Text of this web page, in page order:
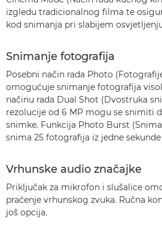
izgledu tradicionalnog filma te
kod snimanja pri slabijem
Snimanje fotografija
Posebni način rada Photo
omogućuje snimanje fotografija
načinu rada Dual Shot (Dvostruka
rezolucije od 6 MP mogu se snimiti
snimke. Funkcija Photo Burst
snima 25 fotografija iz jedne
Vrhunske audio značajke
Priključak za mikrofon i slušalice
praćenje vrhunskog zvuka. Ručna
još opcija.